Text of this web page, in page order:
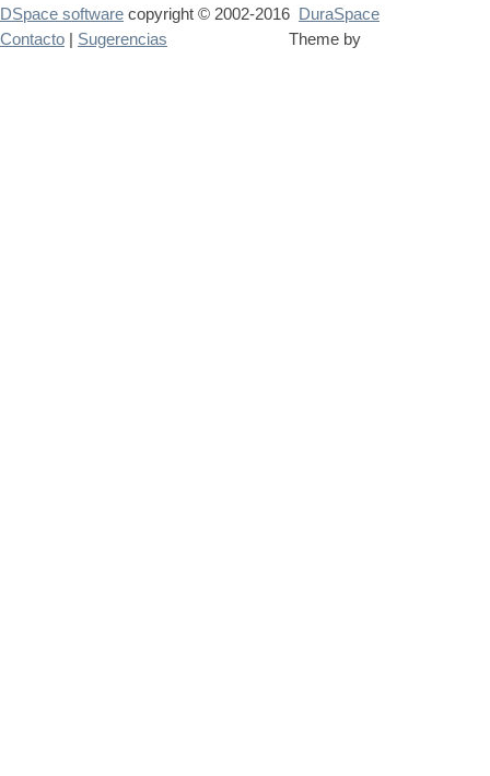
DSpace software copyright © 2002-2016
DuraSpace
Theme by
Contacto Sugerencias